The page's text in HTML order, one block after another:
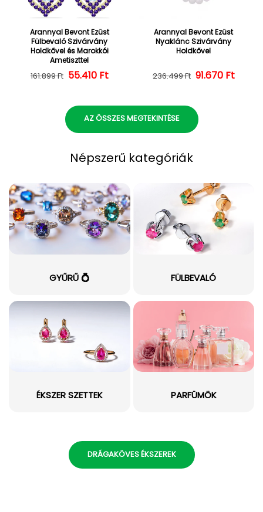
Arannyal Bevont Ezüst
Fülbevaló Szivárvány
Holdkővel és Marokkói
Ametiszttel
Normál ár
161.899 Ft Kedvezményes ár
55.410 Ft
Arannyal Bevont Ezüst
Nyaklánc Szivárvány
Holdkővel
Normál ár
236.499 Ft 91.670 Ft
AZ ÖSSZES MEGTEKINTÉSE
Népszerű kategóriák
GYŰRŰ 💍 FÜLBEVALÓ
ÉKSZER SZETTEK PARFÜMÖK
DRÁGAKÖVES ÉKSZEREK